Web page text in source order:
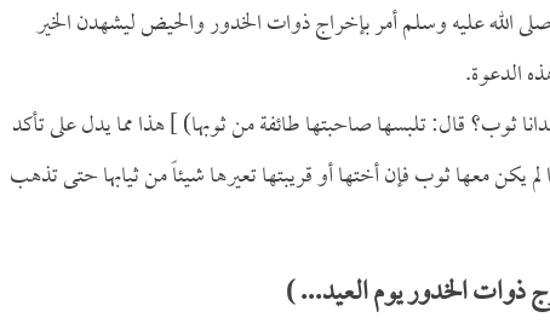
الله عليه وسلم أمر بإخراج ذوات الخدور والحيض ليشهدن الخير
الدعوة.
ثوب؟ قال: تلبسها صاحبتها طائفة من ثوبها) ] هذا مما يدل على تأكد
يكن معها ثوب فإن أختها أو قريبتها تعيرها شيئاً من ثيابها حتى تذهب
ذوات الخدور يوم العيد... )